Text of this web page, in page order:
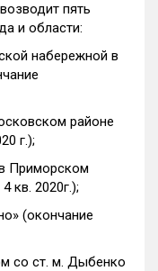
пять
и области:
набережной в
районе
г.);
Приморском
кв. 2020г.);
(окончание
со ст. м. Дыбенко